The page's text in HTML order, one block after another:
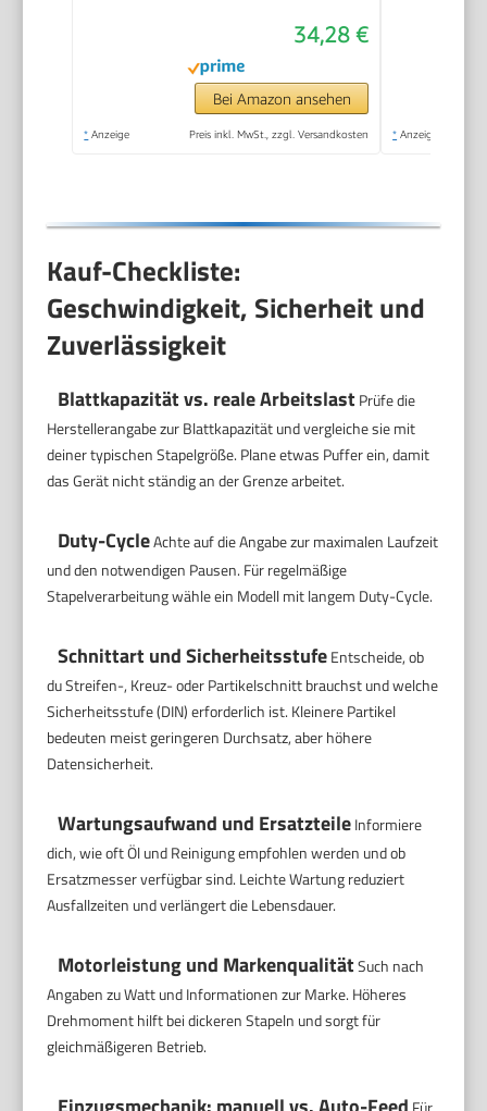
Auffangbehälter,
Schwarz
34,28 €
Bei Amazon ansehen
* Anzeige Preis inkl. MwSt., zzgl. Versandkosten * Anzeige
Kauf-Checkliste:
Geschwindigkeit, Sicherheit und
Zuverlässigkeit
Blattkapazität vs. reale Arbeitslast Prüfe die
Herstellerangabe zur Blattkapazität und vergleiche sie mit
deiner typischen Stapelgröße. Plane etwas Puffer ein, damit
das Gerät nicht ständig an der Grenze arbeitet.
Duty-CycleAchte auf die Angabe zur maximalen Laufzeit
und den notwendigen Pausen. Für regelmäßige
Stapelverarbeitung wähle ein Modell mit langem Duty-Cycle.
Schnittart und SicherheitsstufeEntscheide, ob
du Streifen-, Kreuz- oder Partikelschnitt brauchst und welche
Sicherheitsstufe (DIN) erforderlich ist. Kleinere Partikel
bedeuten meist geringeren Durchsatz, aber höhere
Datensicherheit.
Wartungsaufwand und ErsatzteileInformiere
dich, wie oft Öl und Reinigung empfohlen werden und ob
Ersatzmesser verfügbar sind. Leichte Wartung reduziert
Ausfallzeiten und verlängert die Lebensdauer.
Motorleistung und MarkenqualitätSuch nach
Angaben zu Watt und Informationen zur Marke. Höheres
Drehmoment hilft bei dickeren Stapeln und sorgt für
gleichmäßigeren Betrieb.